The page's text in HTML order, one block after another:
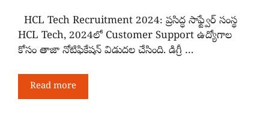
HCL Tech Recruitment 2024: ప్రసిద్ధ సాఫ్ట్వేర్ సంస్థ
HCL Tech, 2024లో Customer Support ఉద్యోగాల
కోసం తాజా నోటిఫికేషన్ విడుదల చేసింది. డిగ్రీ …
Read more